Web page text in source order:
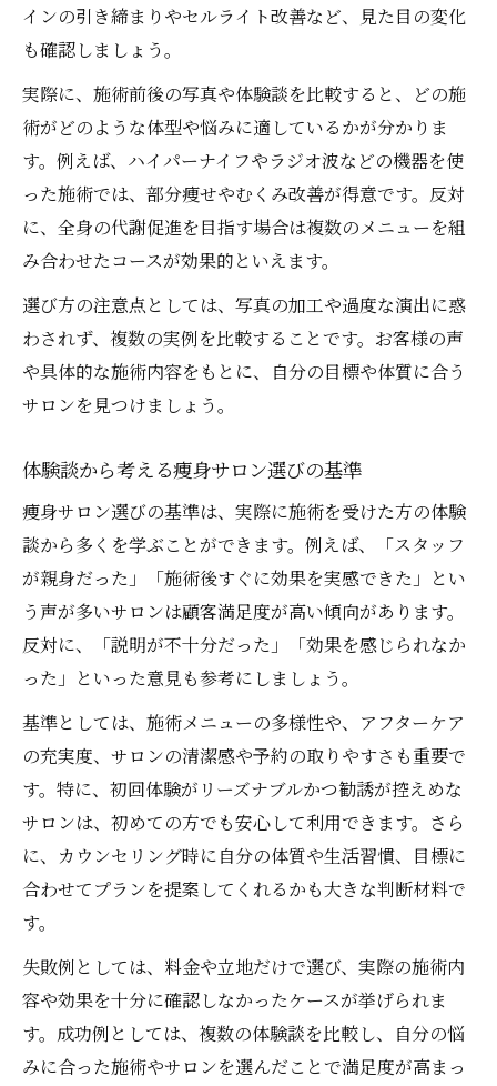
インの引き締まりやセルライト改善など、見た目の変化
も確認しましょう。
実際に、施術前後の写真や体験談を比較すると、どの施
術がどのような体型や悩みに適しているかが分かりま
す。例えば、ハイパーナイフやラジオ波などの機器を使
った施術では、部分痩せやむくみ改善が得意です。反対
に、全身の代謝促進を目指す場合は複数のメニューを組
み合わせたコースが効果的といえます。
選び方の注意点としては、写真の加工や過度な演出に惑
わされず、複数の実例を比較することです。お客様の声
や具体的な施術内容をもとに、自分の目標や体質に合う
サロンを見つけましょう。
体験談から考える痩身サロン選びの基準
痩身サロン選びの基準は、実際に施術を受けた方の体験
談から多くを学ぶことができます。例えば、「スタッフ
が親身だった」「施術後すぐに効果を実感できた」とい
う声が多いサロンは顧客満足度が高い傾向があります。
反対に、「説明が不十分だった」「効果を感じられなか
った」といった意見も参考にしましょう。
基準としては、施術メニューの多様性や、アフターケア
の充実度、サロンの清潔感や予約の取りやすさも重要で
す。特に、初回体験がリーズナブルかつ勧誘が控えめな
サロンは、初めての方でも安心して利用できます。さら
に、カウンセリング時に自分の体質や生活習慣、目標に
合わせてプランを提案してくれるかも大きな判断材料で
す。
失敗例としては、料金や立地だけで選び、実際の施術内
容や効果を十分に確認しなかったケースが挙げられま
す。成功例としては、複数の体験談を比較し、自分の悩
みに合った施術やサロンを選んだことで満足度が高まっ